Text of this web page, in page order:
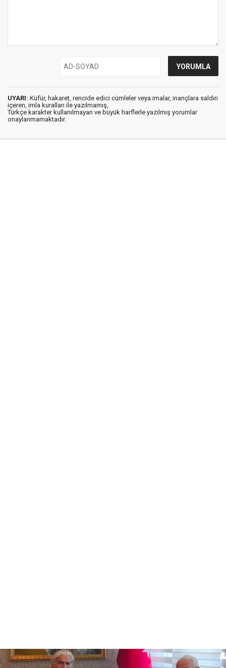
UYARI: Küfür, hakaret, rencide edici cümleler veya imalar, inançlara saldırı
içeren, imla kuralları ile yazılmamış,
Türkçe karakter kullanılmayan ve büyük harflerle yazılmış yorumlar
onaylanmamaktadır.